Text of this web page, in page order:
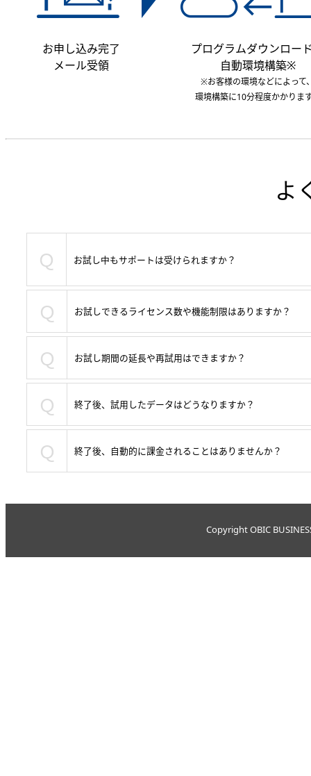
お申し込み完了
メール受領
プログラムダウンロー
自動環境構築※
※お客様の環境などによって
環境構築に10分程度かかりま
よ
Ｑ お試し中もサポートは受けられますか？
Ｑ お試しできるライセンス数や機能制限はありますか？
Ｑ お試し期間の延長や再試用はできますか？
Ｑ 終了後、試用したデータはどうなりますか？
Ｑ 終了後、自動的に課金されることはありませんか？
Copyright OBIC